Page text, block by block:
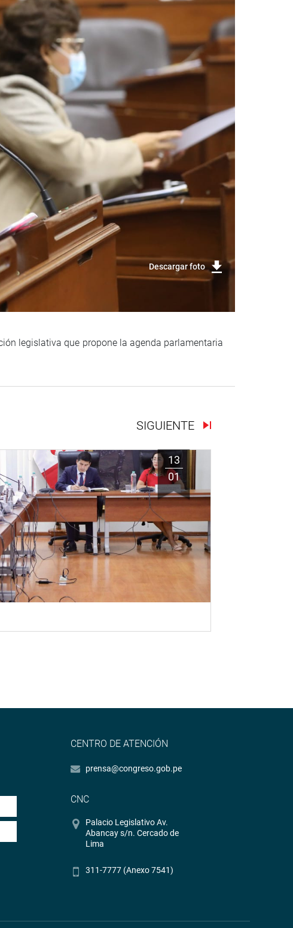
Descargar foto
legislativa que propone la agenda parlamentaria
SIGUIENTE
13
01
CENTRO DE ATENCIÓN
prensa@congreso.gob.pe
CNC
Palacio Legislativo Av.
Abancay s/n. Cercado de
Lima
311-7777 (Anexo 7541)